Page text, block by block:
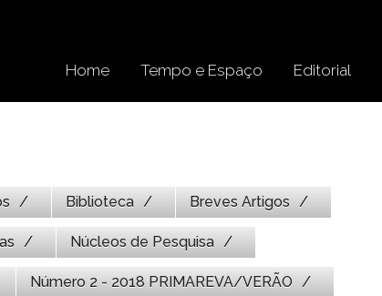
Home Tempo e Espaço Editorial
Biblioteca Breves Artigos
Núcleos de Pesquisa
Número 2 - 2018 PRIMAREVA/VERÃO